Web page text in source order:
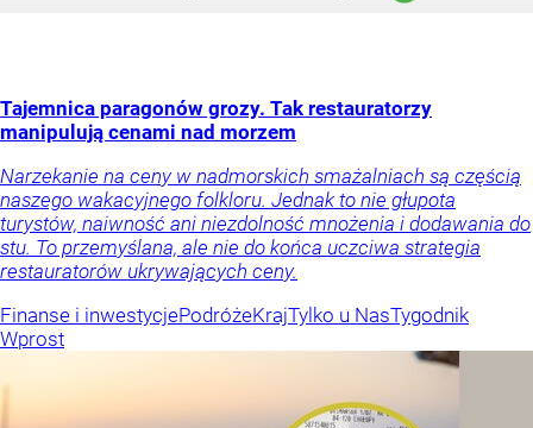
Tajemnica paragonów grozy. Tak restauratorzy
manipulują cenami nad morzem
Narzekanie na ceny w nadmorskich smażalniach są częścią
naszego wakacyjnego folkloru. Jednak to nie głupota
turystów, naiwność ani niezdolność mnożenia i dodawania do
stu. To przemyślana, ale nie do końca uczciwa strategia
restauratorów ukrywających ceny.
Finanse i inwestycjePodróżeKrajTylko u NasTygodnik
Wprost